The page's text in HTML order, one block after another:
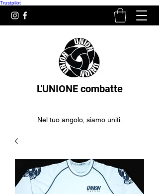
Trustpilot
L'UNIONE combatte
Nel tuo angolo, siamo uniti.